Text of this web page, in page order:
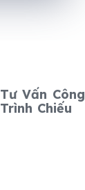
Tư Vấn
Trình Chiếu